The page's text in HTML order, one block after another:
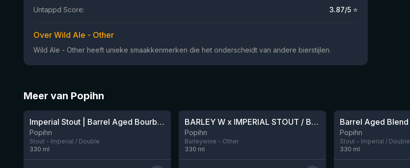
Untappd Score:
3.87/5 ⭐
Over Wild Ale - Other
Wild Ale - Other heeft unieke smaakkenmerken die het onderscheidt van andere bierstijlen.
Meer van Popihn
★3.95
Imperial Stout | Barrel Aged Bourbon 24 mois Tonka / Vanilla beans
Popihn
Stout - Imperial / Double
330 ml
Nog 12BARLEY W x IMPERIAL STOUT / BARREL AGED BLEND BOURBON 24 MOIS
Popihn
Barleywine - Other
330 ml
Popihn
Stout - Imperial / Double
330 ml